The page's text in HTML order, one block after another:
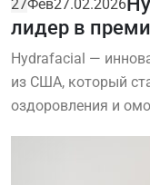
27Фев27.02.2026
лидер в
Hydrafacial —
из США, который
оздоровления и